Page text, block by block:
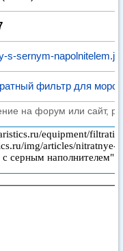
s-sernym-
фильтр для
на форум или сайт,